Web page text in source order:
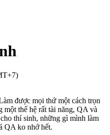
được mọi thứ một cách trọn
thế hệ rất tài năng, QA và
thí sinh, những gì mình làm
QA ko nhớ hết.